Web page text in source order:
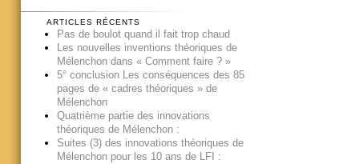
ARTICLES RÉCENTS
Pas de boulot quand il fait trop chaud
Les nouvelles inventions théoriques de
Mélenchon dans « Comment faire ? »
5° conclusion Les conséquences des 85
pages de « cadres théoriques » de
Mélenchon
Quatrième partie des innovations
théoriques de Mélenchon :
Suites (3) des innovations théoriques de
Mélenchon pour les 10 ans de LFI :